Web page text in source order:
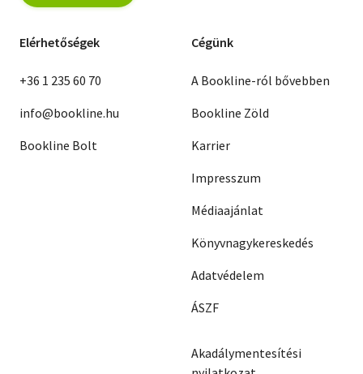
Elérhetőségek
+36 1 235 60 70
info@bookline.hu
Bookline Bolt
Cégünk
A Bookline-ról bővebben
Bookline Zöld
Karrier
Impresszum
Médiaajánlat
Könyvnagykereskedés
Adatvédelem
ÁSZF
Akadálymentesítési